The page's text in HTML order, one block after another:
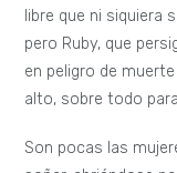
libre que ni siquiera
pero Ruby, que
en peligro de
alto, sobre todo
Son pocas las